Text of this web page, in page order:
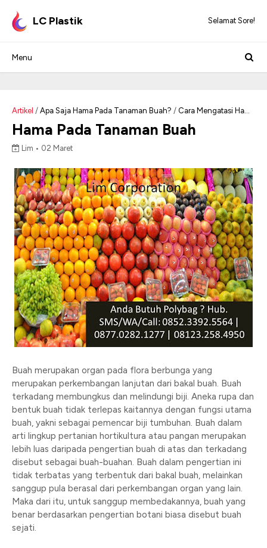
LC Plastik Selamat Sore!
Artikel / Apa Saja Hama Pada Tanaman Buah? / Cara Mengatasi Hama
Pada Tanaman Buah
Hama Pada Tanaman Buah
Hama Pada Tanaman Buah
Lim • 02 Maret
Buah merupakan organ pada flora berbunga yang
merupakan perkembangan lanjutan dari bakal buah. Buah
terkadang membungkus dan melindungi biji. Aneka rupa dan
bentuk buah tidak terlepas kaitannya dengan fungsi utama
buah, yakni sebagai pemencar biji tumbuhan. Buah dalam
arti lingkup pertanian hortikultura atau pangan merupakan
lebih luas daripada pengertian buah di atas dan terkadang
disebut sebagai buah-buahan. Buah dalam pengertian ini
tidak terbatas yang terbentuk dari bakal buah, melainkan
sanggup pula berasal dari perkembangan organ yang lain.
Maka dari itu, untuk sanggup membedakannya, buah yang
benar berdasarkan pengertian botani biasa disebut buah
sejati.